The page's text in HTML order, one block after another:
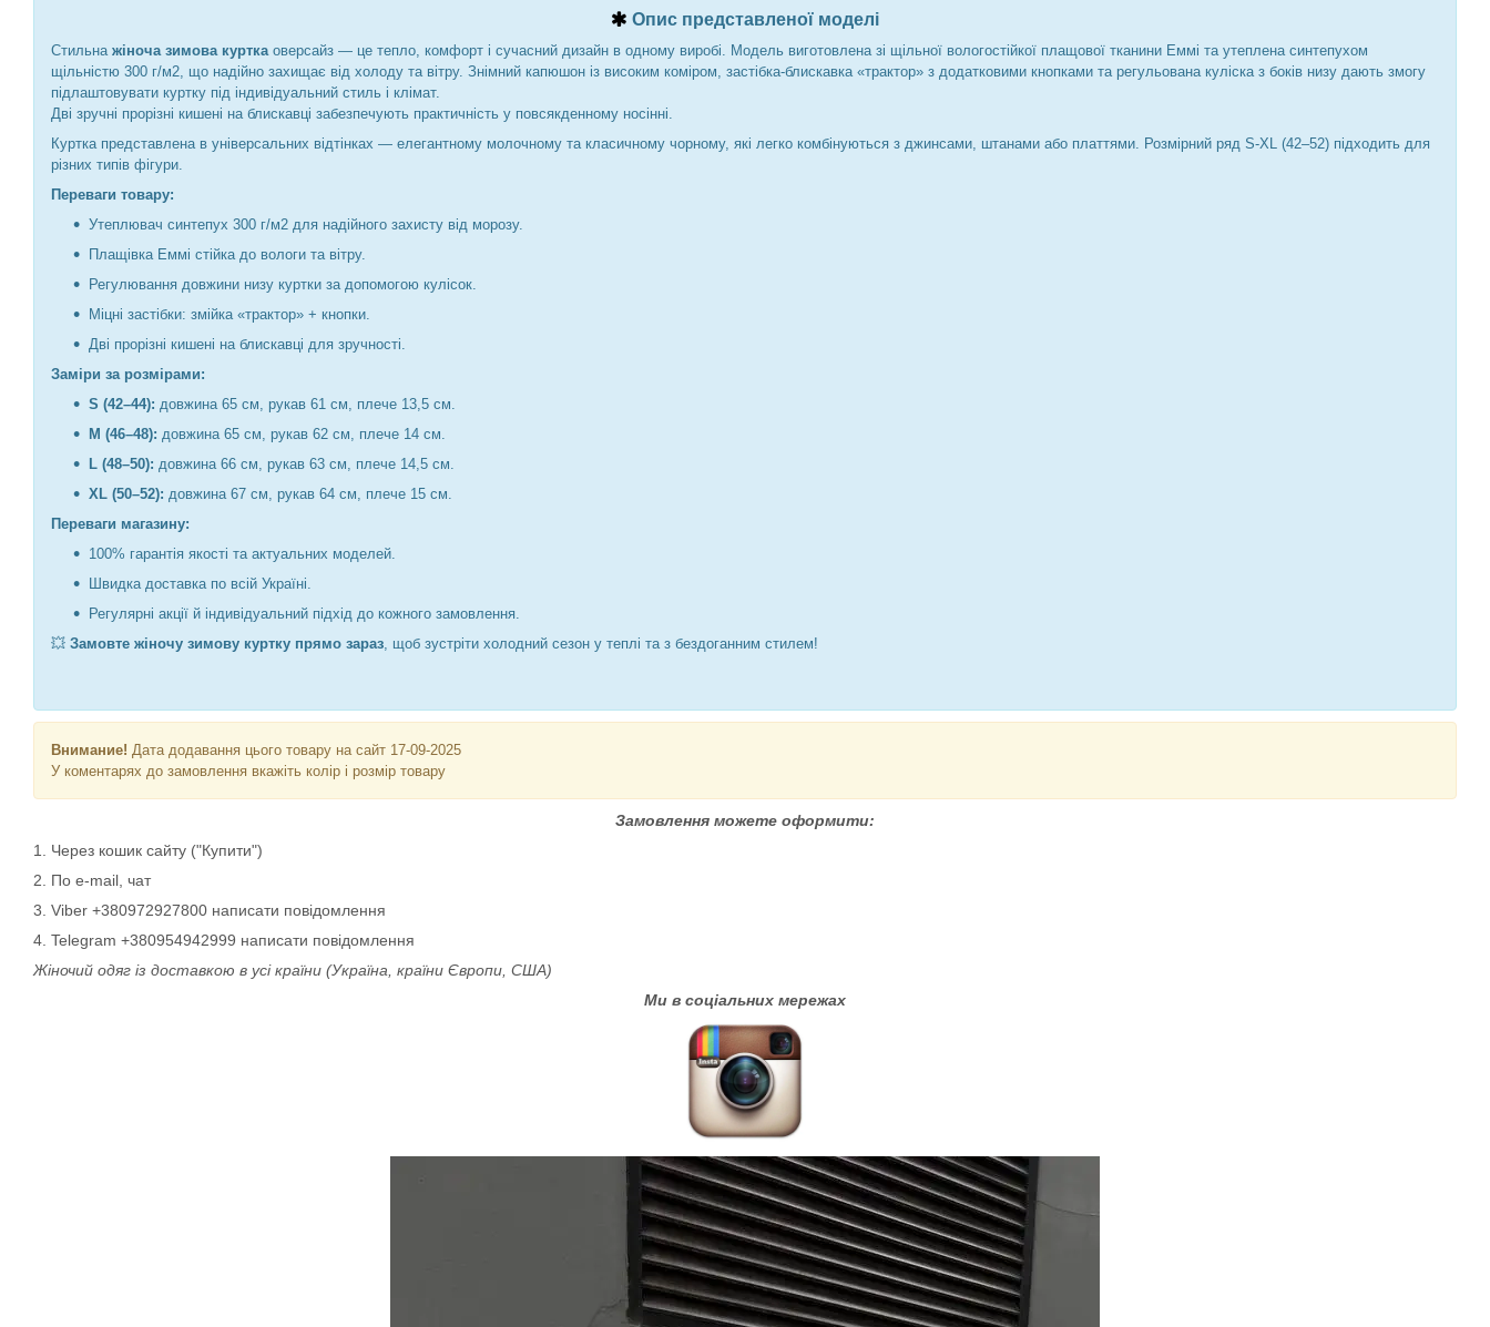
Опис представленої моделі
Стильна жіноча зимова куртка оверсайз — це тепло, комфорт і сучасний дизайн в одному виробі. Модель виготовлена зі щільної вологостійкої плащової тканини Еммі та утеплена синтепухом
щільністю 300 г/м2, що надійно захищає від холоду та вітру. Знімний капюшон із високим коміром, застібка-блискавка «трактор» з додатковими кнопками та регульована куліска з боків низу дають змогу
підлаштовувати куртку під індивідуальний стиль і клімат.
Дві зручні прорізні кишені на блискавці забезпечують практичність у повсякденному носінні.
Куртка представлена в універсальних відтінках — елегантному молочному та класичному чорному, які легко комбінуються з джинсами, штанами або платтями. Розмірний ряд S-XL (42–52) підходить для
різних типів фігури.
Переваги товару:
Утеплювач синтепух 300 г/м2 для надійного захисту від морозу.
Плащівка Еммі стійка до вологи та вітру.
Регулювання довжини низу куртки за допомогою кулісок.
Міцні застібки: змійка «трактор» + кнопки.
Дві прорізні кишені на блискавці для зручності.
Заміри за розмірами:
S (42–44): довжина 65 см, рукав 61 см, плече 13,5 см.
M (46–48): довжина 65 см, рукав 62 см, плече 14 см.
L (48–50): довжина 66 см, рукав 63 см, плече 14,5 см.
XL (50–52): довжина 67 см, рукав 64 см, плече 15 см.
Переваги магазину:
100% гарантія якості та актуальних моделей.
Швидка доставка по всій Україні.
Регулярні акції й індивідуальний підхід до кожного замовлення.
💥 Замовте жіночу зимову куртку прямо зараз , щоб зустріти холодний сезон у теплі та з бездоганним стилем!
Внимание! Дата додавання цього товару на сайт 17-09-2025
У коментарях до замовлення вкажіть колір і розмір товару
Замовлення можете оформити:
1. Через кошик сайту ("Купити")
2. По e-mail, чат
3. Viber +380972927800 написати повідомлення
4. Telegram +380954942999 написати повідомлення
Жіночий одяг із доставкою в усі країни (Україна, країни Європи, США)
Ми в соціальних мережах